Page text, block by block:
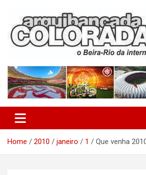
content
Arquibancada
Home 2010 janeiro 1 Que venha